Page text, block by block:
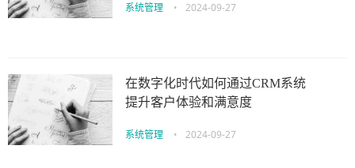
系统管理 • 2024-09-27
在数字化时代如何通过CRM系统
提升客户体验和满意度
系统管理 • 2024-09-27